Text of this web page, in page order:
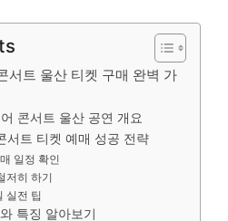
서트 울산 티켓 구매 완벽 가
콘서트 울산 공연 개요
서트 티켓 예매 성공 전략
일정 확인
저히 하기
실전 팁
특징 알아보기